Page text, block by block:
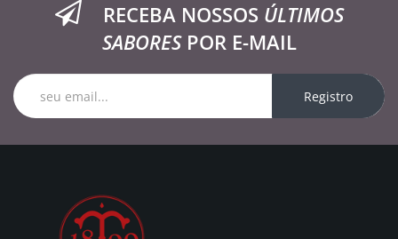
RECEBA NOSSOS ÚLTIMOS
SABORESPOR E-MAIL
Registro